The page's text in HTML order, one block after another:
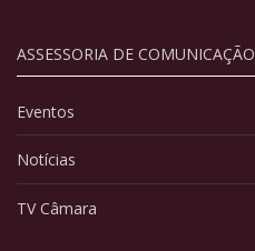
ASSESSORIA DE COMUNICAÇÃO
Eventos
Notícias
TV Câmara